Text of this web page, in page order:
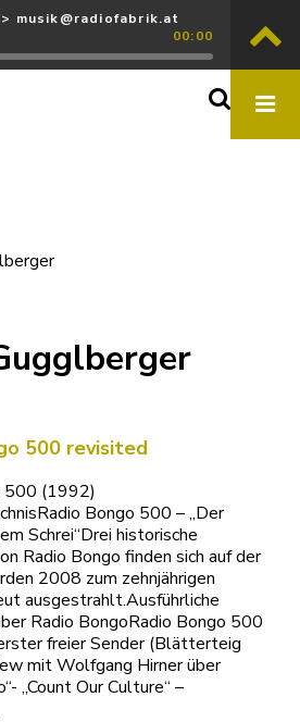
musik@radiofabrik.at
00:00
500 revisited
500 (1992)
Bongo 500 – „Der
Schrei“Drei historische
Radio Bongo finden sich auf der
2008 zum zehnjährigen
ausgestrahlt.Ausführliche
Radio BongoRadio Bongo 500
freier Sender (Blätterteig
mit Wolfgang Hirner über
„Count Our Culture“ –